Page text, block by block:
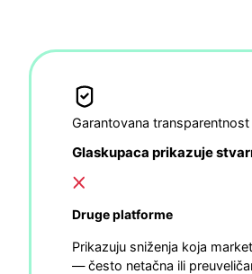
Garantovana transparentnost
Glaskupaca prikazuje
Druge platforme
Prikazuju sniženja koja
— često netačna ili